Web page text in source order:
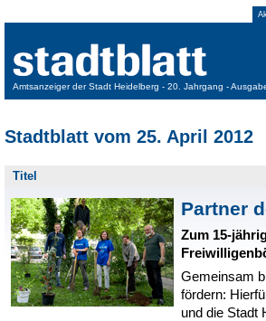
Amtsanzeiger der Stadt Heidelberg - 20. Jahrgang -
Stadtblatt vom 25. April 2012
Titel
Partner
Zum 15-
Gemeinsam
fördern:
und die Stadt